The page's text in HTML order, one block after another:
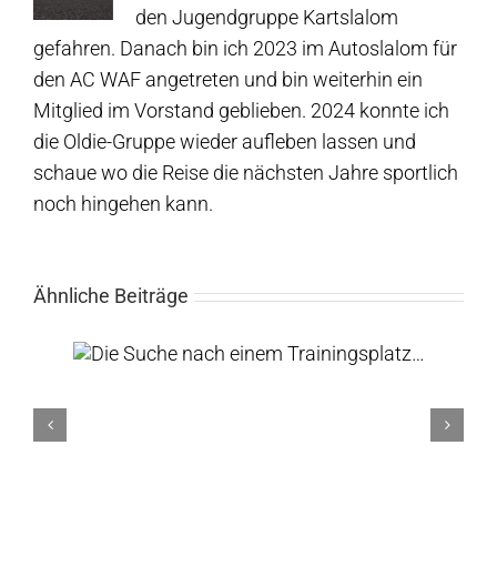
den Jugendgruppe Kartslalom
gefahren. Danach bin ich 2023 im Autoslalom für
den AC WAF angetreten und bin weiterhin ein
Mitglied im Vorstand geblieben. 2024 konnte ich
die Oldie-Gruppe wieder aufleben lassen und
schaue wo die Reise die nächsten Jahre sportlich
noch hingehen kann.
Ähnliche Beiträge